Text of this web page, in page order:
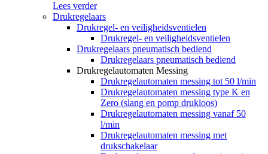
Lees verder
Drukregelaars
Drukregel- en veiligheidsventielen
Drukregel- en veiligheidsventielen
Drukregelaars pneumatisch bediend
Drukregelaars pneumatisch bediend
Drukregelautomaten Messing
Drukregelautomaten messing tot 50 l/min
Drukregelautomaten messing type K en
Zero (slang en pomp drukloos)
Drukregelautomaten messing vanaf 50
l/min
Drukregelautomaten messing met
drukschakelaar